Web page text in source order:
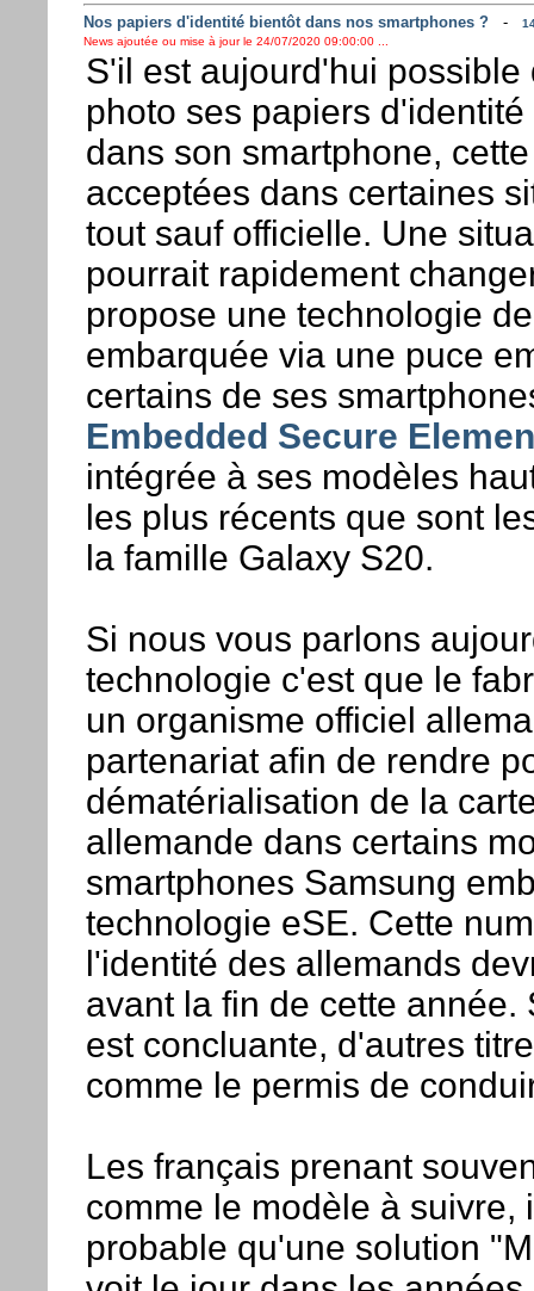
Nos papiers d'identité bientôt dans nos smartphones ?-
News ajoutée ou mise à jour le 24/07/2020 09:00:00 ...
S'il est aujourd'hui possible
photo ses papiers
dans son smartphone,
acceptées dans certaines
tout sauf officielle. Une
pourrait rapidement
propose une technologie
embarquée via une puce
certains de ses
Embedded Secure
intégrée à ses modèles
les plus récents que sont
la famille Galaxy S20.
Si nous vous parlons
technologie c'est que le
un organisme officiel
partenariat afin de rendre
dématérialisation de la
allemande dans certains
smartphones Samsung
technologie eSE. Cette
l'identité des allemands
avant la fin de cette année.
est concluante, d'autres
comme le permis de
Les français prenant
comme le modèle à suivre,
probable qu'une solution